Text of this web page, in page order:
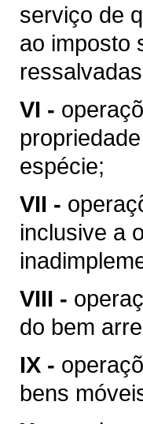
serviço de
ao imposto
VI -
espécie;
VII -
inclusive a
VIII -
do bem
IX -
bens